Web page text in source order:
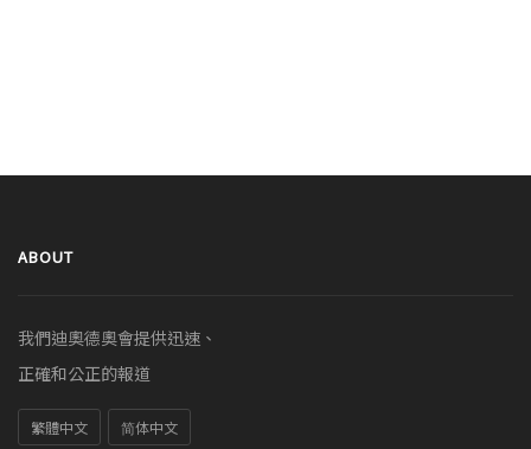
ABOUT
我們迪奧德奧會提供迅速、
正確和公正的報道
繁體中文 简体中文